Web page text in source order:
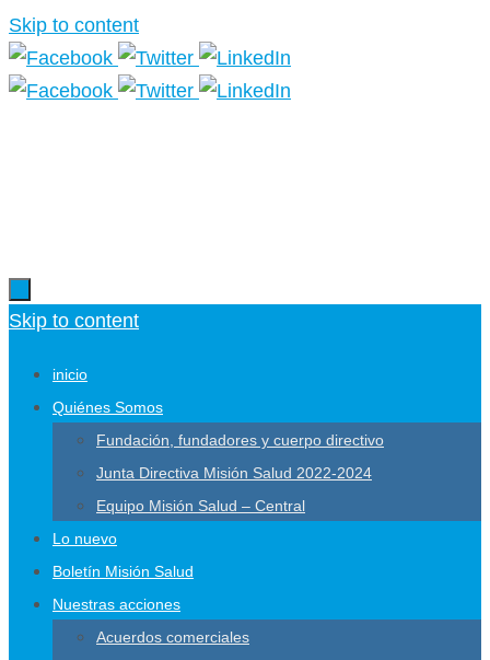
Skip to content
Skip to content
inicio
Quiénes Somos
Fundación, fundadores y cuerpo directivo
Junta Directiva Misión Salud 2022-2024
Equipo Misión Salud – Central
Lo nuevo
Boletín Misión Salud
Nuestras acciones
Acuerdos comerciales
Más información.